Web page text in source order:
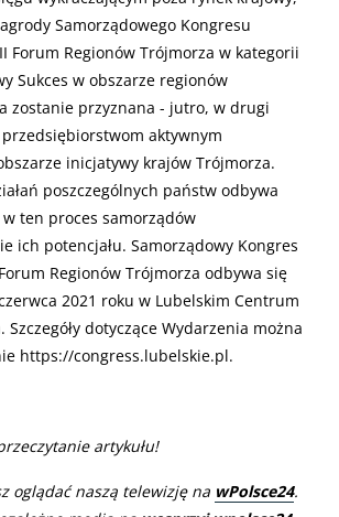
Samorządowego Kongresu
Forum Regionów Trójmorza w kategorii
Sukces w obszarze regionów
zostanie przyznana - jutro, w drugi
aktywnym
inicjatywy krajów Trójmorza.
poszczególnych państw odbywa
w ten proces samorządów
ich potencjału. Samorządowy Kongres
Regionów Trójmorza odbywa się
2021 roku w Lubelskim Centrum
dotyczące Wydarzenia można
https://congress.lubelskie.pl.
artykułu!
oglądać naszą telewizję na wPolsce24.